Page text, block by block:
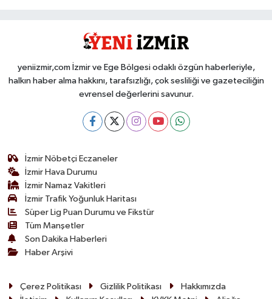
yeniizmir,com İzmir ve Ege Bölgesi odaklı özgün haberleriyle,
halkın haber alma hakkını, tarafsızlığı, çok sesliliği ve gazeteciliğin
evrensel değerlerini savunur.
İzmir Nöbetçi Eczaneler
İzmir Hava Durumu
İzmir Namaz Vakitleri
İzmir Trafik Yoğunluk Haritası
Süper Lig Puan Durumu ve Fikstür
Tüm Manşetler
Son Dakika Haberleri
Haber Arşivi
Çerez Politikası Gizlilik Politikası
Hakkımızda